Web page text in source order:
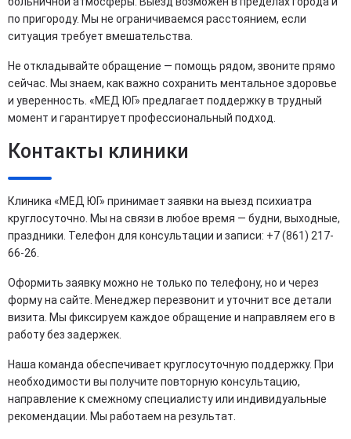
по пригороду. Мы не ограничиваемся расстоянием, если
ситуация требует вмешательства.
Не откладывайте обращение — помощь рядом, звоните прямо
сейчас. Мы знаем, как важно сохранить ментальное здоровье
и уверенность. «МЕД ЮГ» предлагает поддержку в трудный
момент и гарантирует профессиональный подход.
Контакты клиники
Клиника «МЕД ЮГ» принимает заявки на выезд психиатра
круглосуточно. Мы на связи в любое время — будни, выходные,
праздники. Телефон для консультации и записи: +7 (861) 217-
66-26.
Оформить заявку можно не только по телефону, но и через
форму на сайте. Менеджер перезвонит и уточнит все детали
визита. Мы фиксируем каждое обращение и направляем его в
работу без задержек.
Наша команда обеспечивает круглосуточную поддержку. При
необходимости вы получите повторную консультацию,
направление к смежному специалисту или индивидуальные
рекомендации. Мы работаем на результат.